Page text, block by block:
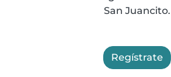
San Juancito.
Regístrate